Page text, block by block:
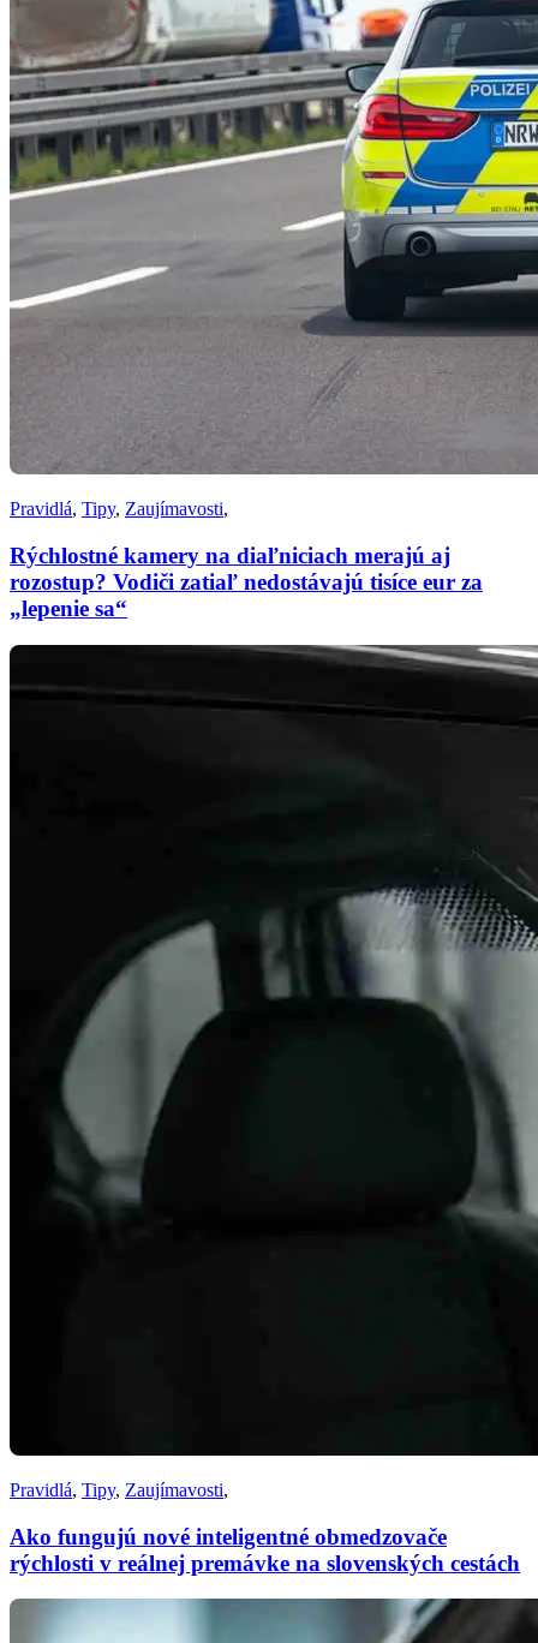
Pravidlá, Tipy, Zaujímavosti,
Rýchlostné kamery na diaľniciach merajú aj
rozostup? Vodiči zatiaľ nedostávajú tisíce eur za
„lepenie sa“
Pravidlá, Tipy, Zaujímavosti,
Ako fungujú nové inteligentné obmedzovače
rýchlosti v reálnej premávke na slovenských cestách